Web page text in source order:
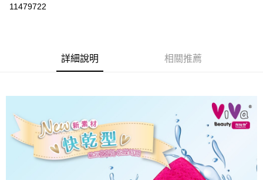
付款後全家取貨
每筆NT$60，滿NT$599(含以上)免運費
宅配
每筆NT$120，滿NT$1,999(含以上)免運費
11479722
詳細說明 相關推薦